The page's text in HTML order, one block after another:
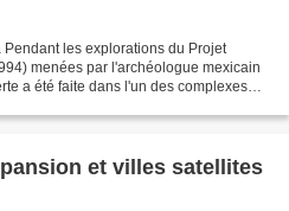
les explorations du Projet
menées par l'archéologue mexicain
a été faite dans l'un des complexes
et villes satellites